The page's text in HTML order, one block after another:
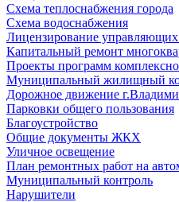
Схема теплоснабжения города
Схема водоснабжения
Лицензирование управляющих
Капитальный ремонт
Проекты программ
Муниципальный жилищный
Дорожное движение
Парковки общего пользования
Благоустройство
Общие документы ЖКХ
Уличное освещение
План ремонтных работ на
Муниципальный контроль
Нарушители